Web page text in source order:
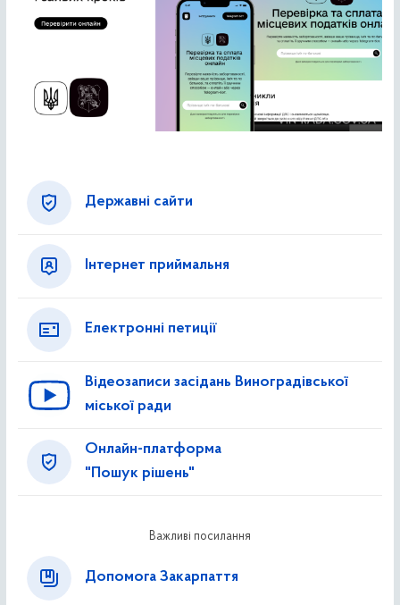
Державні сайти
Інтернет приймальня
Електронні петиції
Відеозаписи засідань Виноградівської
міської ради
Онлайн-платформа
"Пошук рішень"
Важливі посилання
Допомога Закарпаття